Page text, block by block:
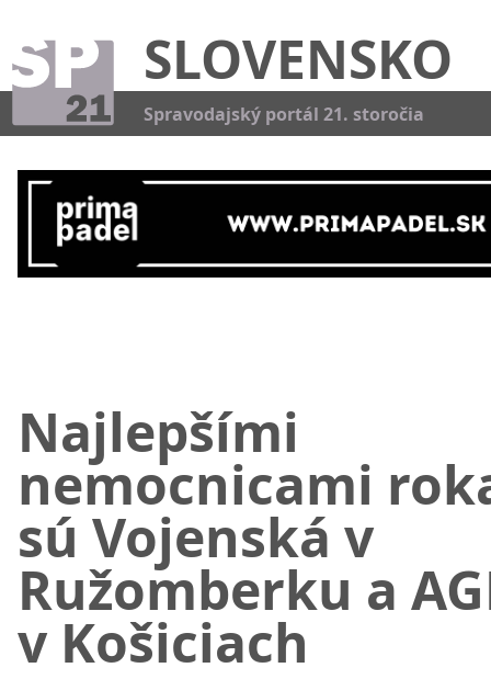
SLOVENSKO
Spravodajský portál 21. storočia
Najlepšími
nemocnicami
sú Vojenská v
Ružomberku a
v Košiciach